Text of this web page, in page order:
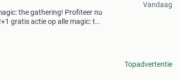
the gathering! Profiteer nu
gratis actie op alle magic: the
Vandaag
Topadvertentie